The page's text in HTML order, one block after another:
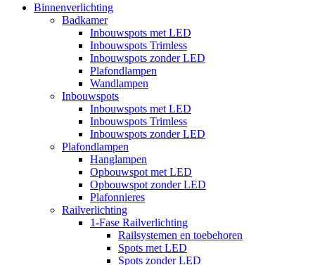
Binnenverlichting
Badkamer
Inbouwspots met LED
Inbouwspots Trimless
Inbouwspots zonder LED
Plafondlampen
Wandlampen
Inbouwspots
Inbouwspots met LED
Inbouwspots Trimless
Inbouwspots zonder LED
Plafondlampen
Hanglampen
Opbouwspot met LED
Opbouwspot zonder LED
Plafonnieres
Railverlichting
1-Fase Railverlichting
Railsystemen en toebehoren
Spots met LED
Spots zonder LED